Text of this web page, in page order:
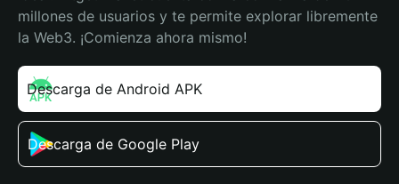
millones de usuarios y te permite explorar libremente
la Web3. ¡Comienza ahora mismo!
Descarga de Android APK
Descarga de Google Play